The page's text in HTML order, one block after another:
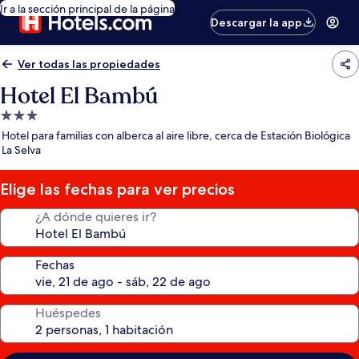
Ir a la sección principal de la página
Descargar la app
Ver todas las propiedades
Hotel El Bambú
Propiedad
de
3.0
estrellas
Hotel para familias con alberca al aire libre, cerca de Estación Biológica
La Selva
Elige las fechas para ver precios
¿A dónde quieres ir?
Fechas
Huéspedes